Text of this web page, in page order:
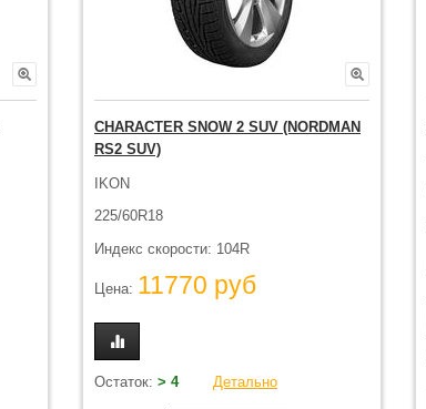
CHARACTER SNOW 2 SUV (NORDMAN
RS2 SUV)
IKON
225/60R18
Индекс скорости: 104R
Цена: 11770 руб
Остаток: > 4 Детально